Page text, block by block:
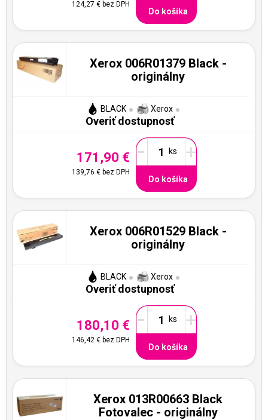
124,27 €bez DPH
Do košíka
Xerox 006R01379 Black -
originálny
BLACK Xerox
Overiť dostupnosť
171,90 €
139,76 €bez DPH
- +
Do košíka
Xerox 006R01529 Black -
originálny
BLACK Xerox
Overiť dostupnosť
180,10 €
146,42 €bez DPH
- +
Do košíka
Xerox 013R00663 Black
Fotovalec - originálny